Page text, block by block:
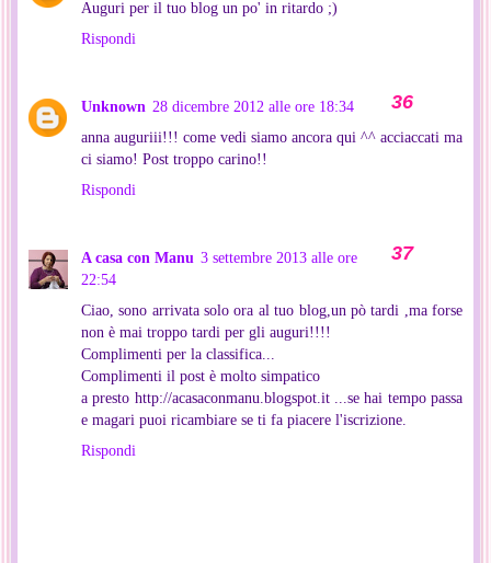
Auguri per il tuo blog un po' in ritardo ;)
Rispondi
Unknown 28 dicembre 2012 alle ore 18:34
anna auguriii!!! come vedi siamo ancora qui ^^ acciaccati ma
ci siamo! Post troppo carino!!
Rispondi
A casa con Manu 3 settembre 2013 alle ore
22:54
Ciao, sono arrivata solo ora al tuo blog,un pò tardi ,ma forse
non è mai troppo tardi per gli auguri!!!!
Complimenti per la classifica...
Complimenti il post è molto simpatico
a presto http://acasaconmanu.blogspot.it ...se hai tempo passa
e magari puoi ricambiare se ti fa piacere l'iscrizione.
Rispondi